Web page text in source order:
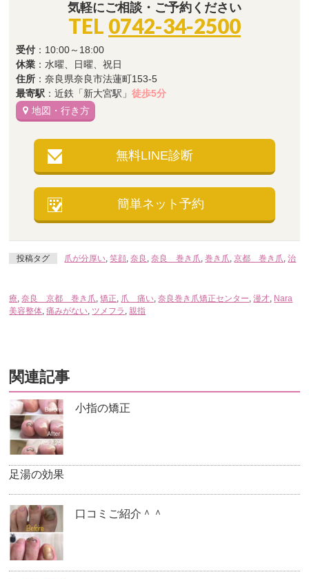
気軽にご相談・ご予約ください
TEL 0742-34-2500
受付 ：10:00～18:00
休業 ：水曜、日曜、祝日
住所 ：奈良県奈良市法蓮町153-5
最寄駅 ：近鉄「新大宮駅」徒歩5分
地図・行き方
無料LINE診断
簡単ネット予約
投稿タグ 爪が分厚い,笑顔,奈良 ,奈良 巻き爪,巻き爪,京都 巻き爪,治
療,奈良 京都 巻き爪,矯正, 爪 痛い,奈良巻き爪矯正センター,漫才, Nara
美容整体,痛みがない, ツメフラ ,親指
関連記事
小指の矯正
足湯の効果
口コミご紹介＾＾